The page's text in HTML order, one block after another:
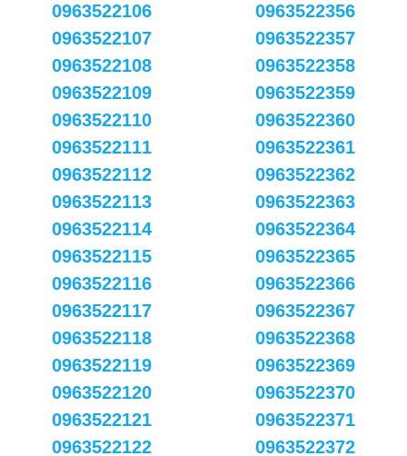
0963522106
0963522107
0963522108
0963522109
0963522110
0963522111
0963522112
0963522113
0963522114
0963522115
0963522116
0963522117
0963522118
0963522119
0963522120
0963522121
0963522122
0963522356
0963522357
0963522358
0963522359
0963522360
0963522361
0963522362
0963522363
0963522364
0963522365
0963522366
0963522367
0963522368
0963522369
0963522370
0963522371
0963522372